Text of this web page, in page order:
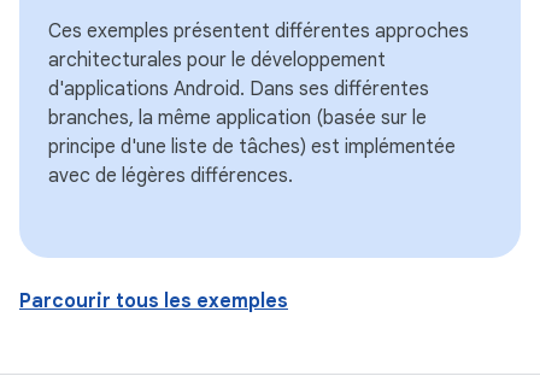
Ces exemples présentent différentes approches
architecturales pour le développement
d'applications Android. Dans ses différentes
branches, la même application (basée sur le
principe d'une liste de tâches) est implémentée
avec de légères différences.
Parcourir tous les exemples